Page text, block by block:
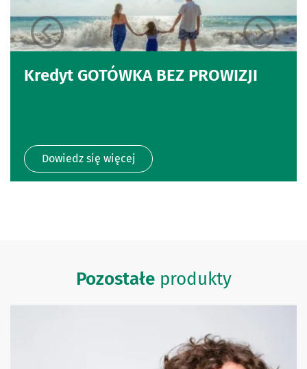
Kredyt GOTÓWKA BEZ PROWIZJI
Dowiedz się więcej
Pozostałeprodukty